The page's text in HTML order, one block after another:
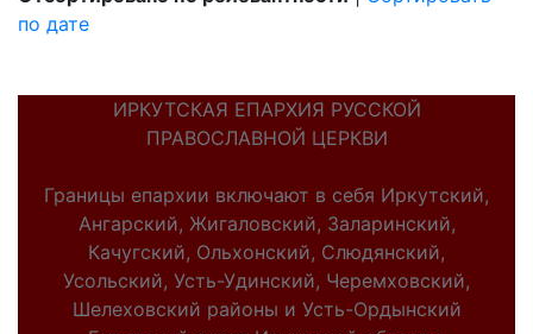
по дате
ИРКУТСКАЯ ЕПАРХИЯ РУССКОЙ
ПРАВОСЛАВНОЙ ЦЕРКВИ
Границы епархии включают в себя Иркутский,
Ангарский, Жигаловский, Заларинский,
Качугский, Ольхонский, Слюдянский,
Усольский, Усть-Удинский, Черемховский,
Шелеховский районы и Усть-Ордынский